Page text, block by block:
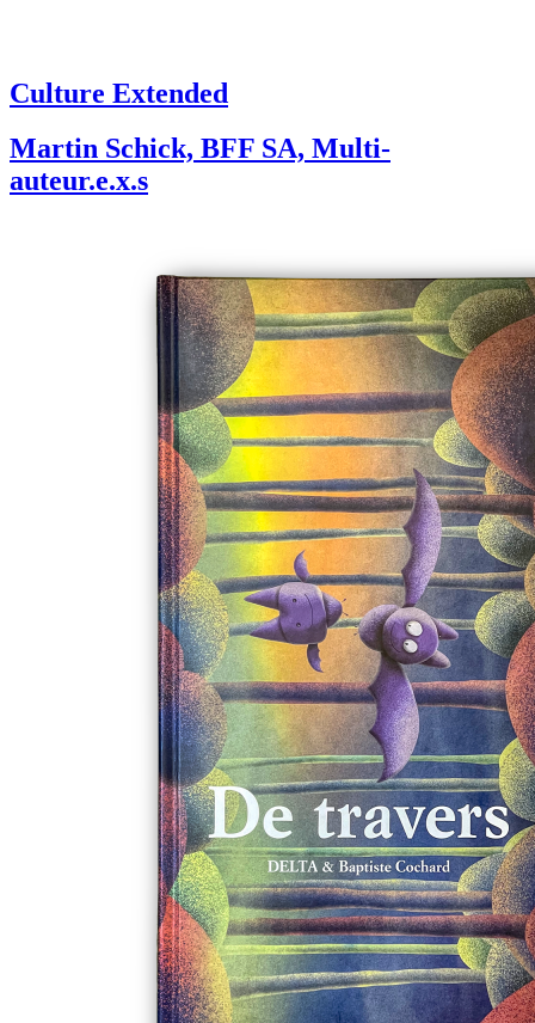
Culture Extended
Martin Schick, BFF SA, Multi-
auteur.e.x.s